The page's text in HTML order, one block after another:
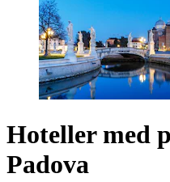
Hoteller med
Padova